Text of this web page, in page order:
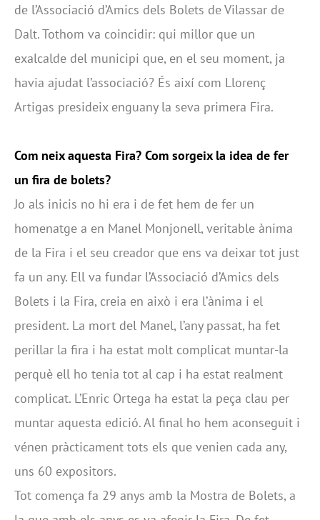
de l’Associació d’Amics dels Bolets de Vilassar de
Dalt. Tothom va coincidir: qui millor que un
exalcalde del municipi que, en el seu moment, ja
havia ajudat l’associació? És així com Llorenç
Artigas presideix enguany la seva primera Fira.
Com neix aquesta Fira? Com sorgeix la idea de fer
un fira de bolets?
Jo als inicis no hi era i de fet hem de fer un
homenatge a en Manel Monjonell, veritable ànima
de la Fira i el seu creador que ens va deixar tot just
fa un any. Ell va fundar l’Associació d’Amics dels
Bolets i la Fira, creia en això i era l’ànima i el
president. La mort del Manel, l’any passat, ha fet
perillar la fira i ha estat molt complicat muntar-la
perquè ell ho tenia tot al cap i ha estat realment
complicat. L’Enric Ortega ha estat la peça clau per
muntar aquesta edició. Al final ho hem aconseguit i
vénen pràcticament tots els que venien cada any,
uns 60 expositors.
Tot comença fa 29 anys amb la Mostra de Bolets, a